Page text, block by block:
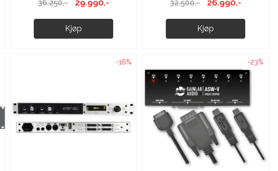
36.250,- 29.990,-
Kjøp
32.500,- 26.990,-
Kjøp
-16% -23%